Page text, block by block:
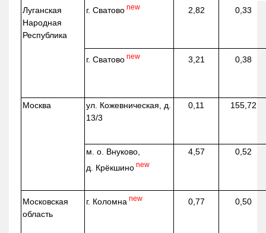
Луганская
Народная
Республика
г. Сватово new 2,82 0,33
г. Сватово new 3,21 0,38
Москва ул. Кожевническая, д.
13/3
0,11 155,72
м. о. Внуково,
д. Крёкшино new
4,57 0,52
Московская
область
г. Коломна new 0,77 0,50